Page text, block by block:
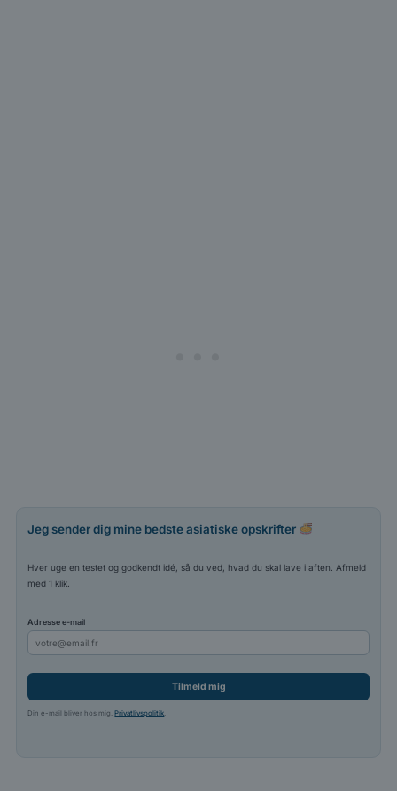
Jeg sender dig mine bedste asiatiske opskrifter
Hver uge en testet og godkendt idé, så du ved, hvad du skal lave i aften. Afmeld
med 1 klik.
Adresse e-mail
Tilmeld mig
Din e-mail bliver hos mig.Privatlivspolitik.